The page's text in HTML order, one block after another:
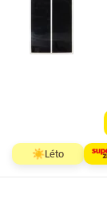
☀️Léto